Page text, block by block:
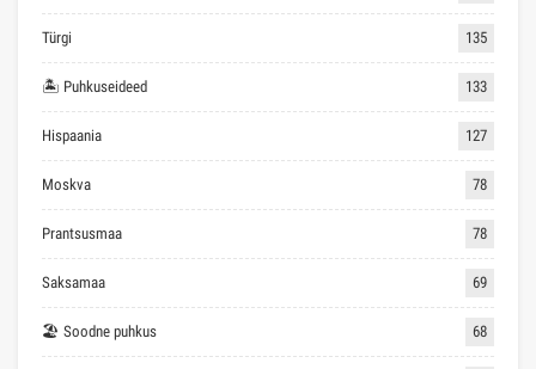
Türgi 135
🏝 Puhkuseideed 133
Hispaania 127
Moskva 78
Prantsusmaa 78
Saksamaa 69
🏖 Soodne puhkus 68